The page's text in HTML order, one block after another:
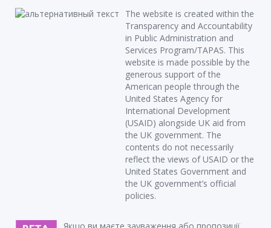
The website is created within the
Transparency and Accountability
in Public Administration and
Services Program/TAPAS. This
website is made possible by the
generous support of the
American people through the
United States Agency for
International Development
(USAID) alongside UK aid from
the UK government. The
contents do not necessarily
reflect the views of USAID or the
United States Government and
the UK government’s official
policies.